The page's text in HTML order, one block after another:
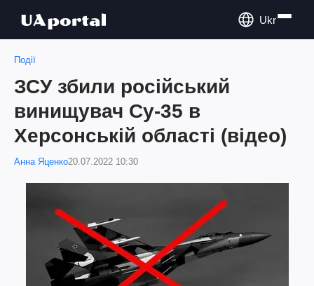
Ukr
Події
ЗСУ збили російський
винищувач Су-35 в
Херсонській області (відео)
Анна Яценко20.07.2022 10:30